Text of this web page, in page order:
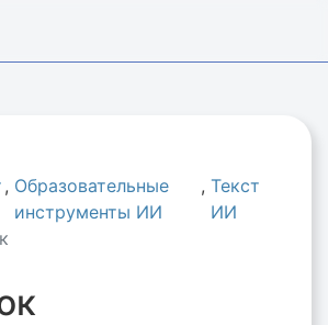
, Образовательные
инструменты ИИ
, Текст
ИИ